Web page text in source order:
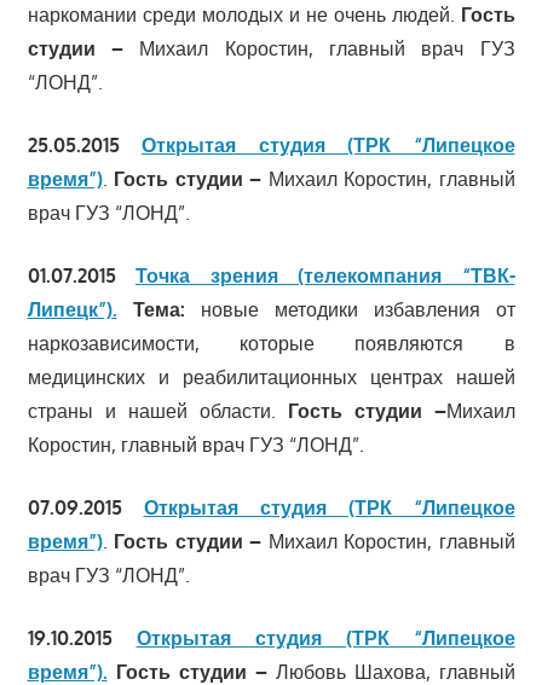
наркомании среди молодых и не очень людей. Гость
студии – Михаил Коростин, главный врач ГУЗ
“ЛОНД”.
25.05.2015 Открытая студия (ТРК “Липецкое
время”). Гость студии – Михаил Коростин, главный
врач ГУЗ “ЛОНД”.
01.07.2015 Точка зрения (телекомпания “ТВК-
Липецк”). Тема: новые методики избавления от
наркозависимости, которые появляются в
медицинских и реабилитационных центрах нашей
страны и нашей области. Гость студии –Михаил
Коростин, главный врач ГУЗ “ЛОНД”.
07.09.2015 Открытая студия (ТРК “Липецкое
время”). Гость студии – Михаил Коростин, главный
врач ГУЗ “ЛОНД”.
19.10.2015 Открытая студия (ТРК “Липецкое
время”). Гость студии –Любовь Шахова, главный